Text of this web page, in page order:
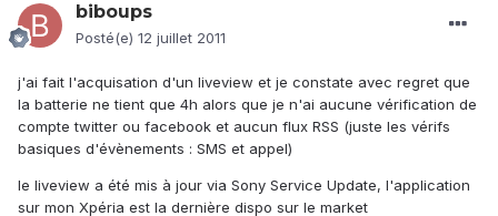
biboups
Posté(e) 12 juillet 2011
j'ai fait l'acquisation d'un liveview et je constate avec regret que
la batterie ne tient que 4h alors que je n'ai aucune vérification de
compte twitter ou facebook et aucun flux RSS (juste les vérifs
basiques d'évènements : SMS et appel)
le liveview a été mis à jour via Sony Service Update, l'application
sur mon Xpéria est la dernière dispo sur le market